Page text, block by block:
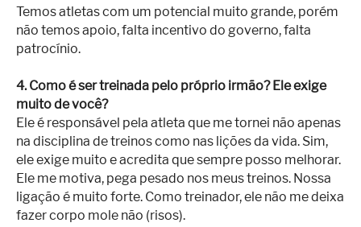
Temos atletas com um potencial muito grande, porém
não temos apoio, falta incentivo do governo, falta
patrocínio.
4. Como é ser treinada pelo próprio irmão? Ele exige
muito de você?
Ele é responsável pela atleta que me tornei não apenas
na disciplina de treinos como nas lições da vida. Sim,
ele exige muito e acredita que sempre posso melhorar.
Ele me motiva, pega pesado nos meus treinos. Nossa
ligação é muito forte. Como treinador, ele não me deixa
fazer corpo mole não (risos).